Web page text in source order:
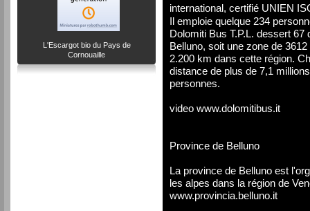
L'Escargot bio du Pays de
Cornouaille
international, certifié UNIEN
Il emploie quelque 234
Dolomiti Bus T.P.L. dessert
Belluno, soit une zone de
2.200 km dans cette région.
distance de plus de 7,1
personnes.
video www.dolomitibus.it
Province de Belluno
La province de Belluno est
les alpes dans la région de
www.provincia.belluno.it